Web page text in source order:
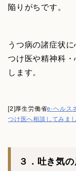
陥りがちです。
うつ病の諸症状
つけ医や精神科
します。
[2]厚生労働省e-ヘルス
つけ医へ相談してみまし
３．吐き気